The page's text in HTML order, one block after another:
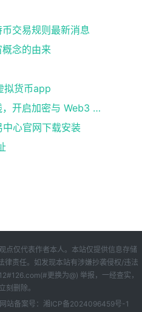
交易规则最新消息
念的由来
拟货币app
币安 在美国市场正式上线，开启加密与 Web3 创新的全新时代！
心官网下载安装
点仅代表作者本人。本站仅提供信息存储
律责任。如发现本站有涉嫌抄袭侵权/违法
更换为@) 举报，一经查实，
刻删除。
站备案号： 湘ICP备2024096459号-1